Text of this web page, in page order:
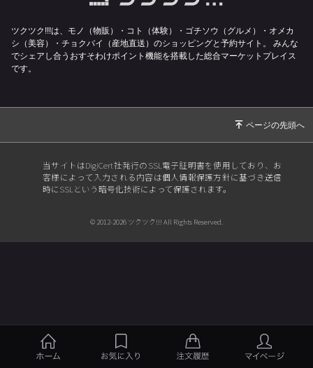
ツクツク!!!は、モノ（物販）・コト（体験）・ゴチソウ（グルメ）・オメカ
シ（美容）・チョクバイ（産地直送）のショッピングと予約サイト。
みんな
でシェアし合うおすそわけポイント機能を搭載した総合マーケットプレイス
です。
当サイトはDigiCert社発行のSSL電子証明書を使用しており、お
客様によって入力される内容は個人情報保護方針に基づき送信
時にSSLという暗号化技術によって保護されます。
© 2012-2026 ツクツク!!! All Rights Reserved.